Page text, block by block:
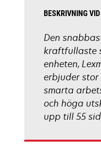
BESKRIVNING
Den
kraftfullaste
enheten,
erbjuder
smarta
och höga
upp till 55